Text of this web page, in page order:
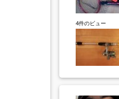
4件のビュー